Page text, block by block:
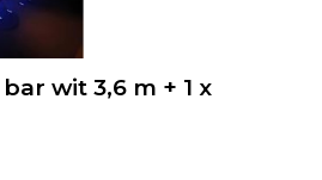
wit 3,6 m + 1 x